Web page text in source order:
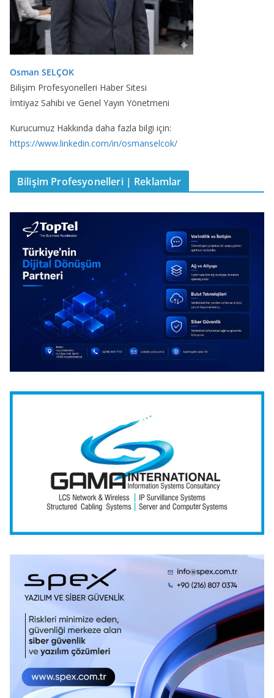
Osman SELÇOK
Bilişim Profesyonelleri Haber Sitesi
İmtiyaz Sahibi ve Genel Yayın Yönetmeni
Kurucumuz Hakkında daha fazla bilgi için:
https://www.linkedin.com/in/osmanselcok/
Bilişim Profesyonelleri | Reklamlar